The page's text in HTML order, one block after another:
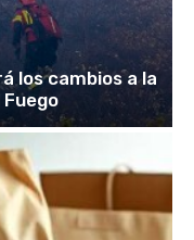
los cambios a la
Fuego